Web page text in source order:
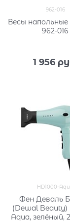
962-016
Весы напольные
962-016
1 956
HD1000-
Фен Деваль
(Dewal
Aqua, зелёный,